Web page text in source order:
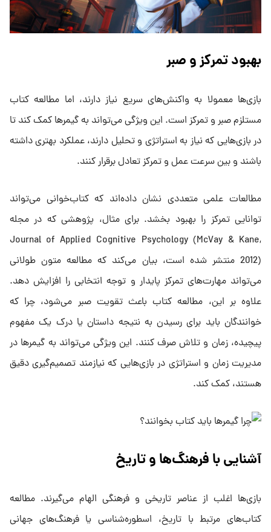
بهبود تمرکز و صبر
بازی‌ها معمولا به واکنش‌های سریع نیاز دارند، اما مطالعه کتاب
مستلزم صبر و تمرکز است. این ویژگی می‌تواند به گیمرها کمک کند تا
در بازی‌هایی که نیاز به استراتژی و تحلیل دارند، عملکرد بهتری داشته
باشند و بین سرعت عمل و تمرکز تعادل برقرار کنند.
مطالعات علمی متعددی نشان داده‌اند که کتاب‌خوانی می‌تواند
توانایی تمرکز را بهبود بخشد. برای مثال، پژوهشی که در مجله
Journal of Applied Cognitive Psychology (McVay & Kane,
2012) منتشر شده است، بیان می‌کند که مطالعه متون طولانی
می‌تواند مهارت‌های تمرکز پایدار و توجه انتخابی را افزایش دهد.
علاوه بر این، مطالعه کتاب باعث تقویت صبر می‌شود، چرا که
خوانندگان باید برای رسیدن به نتیجه داستان یا درک یک مفهوم
پیچیده، زمان و تلاش صرف کنند. این ویژگی می‌تواند به گیمرها در
مدیریت زمان و استراتژی‌ در بازی‌هایی که نیازمند تصمیم‌گیری دقیق
هستند، کمک کند.
آشنایی با فرهنگ‌ها و تاریخ
بازی‌ها اغلب از عناصر تاریخی و فرهنگی الهام می‌گیرند. مطالعه
کتاب‌های مرتبط با تاریخ، اسطوره‌شناسی یا فرهنگ‌های جهانی